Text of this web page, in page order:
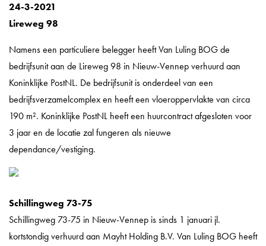
24-3-2021
Lireweg 98
Namens een particuliere belegger heeft Van Luling BOG de
bedrijfsunit aan de Lireweg 98 in Nieuw-Vennep verhuurd aan
Koninklijke PostNL. De bedrijfsunit is onderdeel van een
bedrijfsverzamelcomplex en heeft een vloeroppervlakte van circa
190 m². Koninklijke PostNL heeft een huurcontract afgesloten voor
3 jaar en de locatie zal fungeren als nieuwe
dependance/vestiging.
Schillingweg 73-75
Schillingweg 73-75 in Nieuw-Vennep is sinds 1 januari jl.
kortstondig verhuurd aan Mayht Holding B.V. Van Luling BOG heeft